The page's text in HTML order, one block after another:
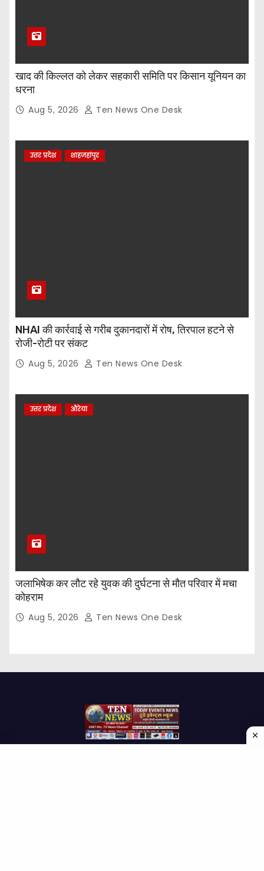
खाद की किल्लत को लेकर सहकारी समिति पर किसान यूनियन का
धरना
Aug 5, 2026 Ten News One Desk
उत्तर प्रदेश शाहजहांपुर
NHAI की कार्रवाई से गरीब दुकानदारों में रोष, तिरपाल हटने से
रोजी-रोटी पर संकट
Aug 5, 2026 Ten News One Desk
उत्तर प्रदेश औरेया
जलाभिषेक कर लौट रहे युवक की दुर्घटना से मौत परिवार में मचा
कोहराम
Aug 5, 2026 Ten News One Desk